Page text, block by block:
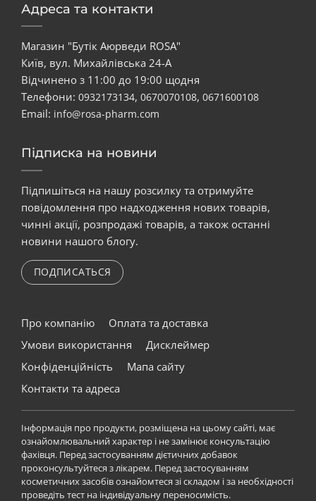
Адреса та контакти
Магазин "Бутік Аюрведи ROSA"
Київ, вул. Михайлівська 24-А
Відчинено з 11:00 до 19:00 щодня
Телефони: 0932173134, 0670070108, 0671600108
Email: info@rosa-pharm.com
Підписка на новини
Підпишіться на нашу розсилку та отримуйте
повідомлення про надходження нових товарів,
чинні акції, розпродажі товарів, а також останні
новини нашого блогу.
ПОДПИСАТЬСЯ
Про компанію
Оплата та доставка
Умови використання
Дисклеймер
Конфіденційність
Мапа сайту
Контакти та адреса
Інформація про продукти, розміщена на цьому сайті, має
ознайомлювальний характер і не замінює консультацію
фахівця. Перед застосуванням дієтичних добавок
проконсультуйтеся з лікарем. Перед застосуванням
косметичних засобів ознайомтеся зі складом і за необхідності
проведіть тест на індивідуальну переносимість.